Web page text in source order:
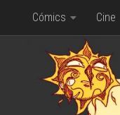
Saltar al contenido
Cómics Cine